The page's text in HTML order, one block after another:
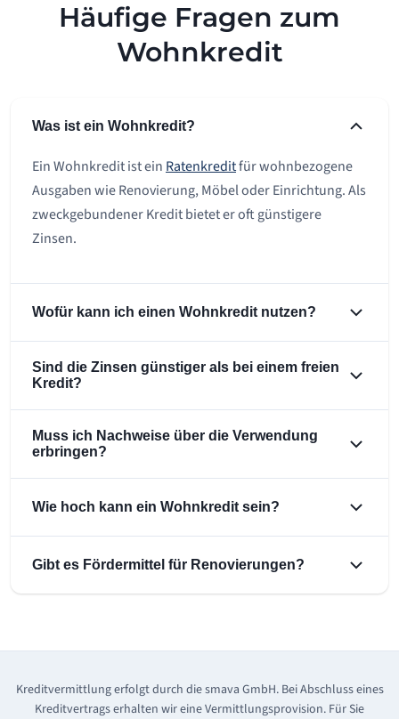
Häufige Fragen zum
Wohnkredit
Was ist ein Wohnkredit?
Ein Wohnkredit ist ein Ratenkreditfür wohnbezogene
Ausgaben wie Renovierung, Möbel oder Einrichtung. Als
zweckgebundener Kredit bietet er oft günstigere
Zinsen.
Wofür kann ich einen Wohnkredit nutzen?
Sind die Zinsen günstiger als bei einem freien
Kredit?
Muss ich Nachweise über die Verwendung
erbringen?
Wie hoch kann ein Wohnkredit sein?
Gibt es Fördermittel für Renovierungen?
Kreditvermittlung erfolgt durch die smava GmbH. Bei Abschluss eines
Kreditvertrags erhalten wir eine Vermittlungsprovision. Für Sie